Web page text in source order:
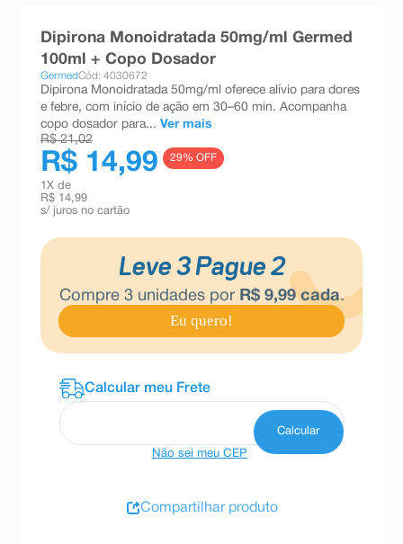
Dipirona Monoidratada 50mg/ml Germed
100ml + Copo Dosador
GermedCód: 4030672
Dipirona Monoidratada 50mg/ml oferece alívio para dores
e febre, com início de ação em 30–60 min. Acompanha
copo dosador para... Ver mais
R$ 21,02
R$ 14,99 29% OFF
1 X de
R$ 14,99
s/ juros no cartão
Leve 3 Pague 2
Compre 3unidades por R$ 9,99cada.
Eu quero!
Não sei meu CEP
Compartilhar produto
esmalte
10ºabsorvente